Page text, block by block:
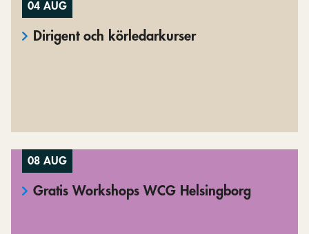
04 AUG
Dirigent och körledarkurser
08 AUG
Gratis Workshops WCG Helsingborg